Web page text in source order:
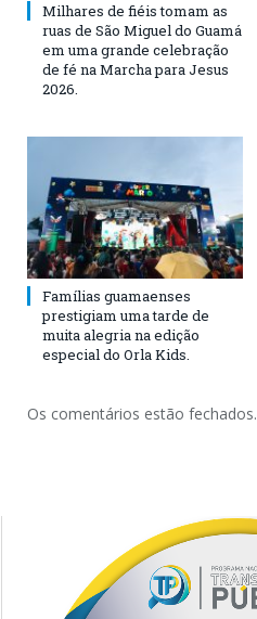
Milhares de fiéis tomam as
ruas de São Miguel do Guamá
em uma grande celebração
de fé na Marcha para Jesus
2026.
Famílias guamaenses
prestigiam uma tarde de
muita alegria na edição
especial do Orla Kids.
Os comentários estão fechados.